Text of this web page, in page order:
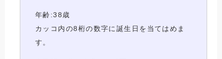
年齢:38歳
カッコ内の8桁の数字に誕生日を当てはめま
す。